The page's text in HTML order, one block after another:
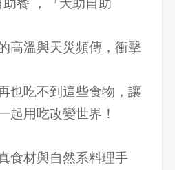
高溫與天災頻傳，衝擊
也吃不到這些食物，讓
起用吃改變世界！
食材與自然系料理手